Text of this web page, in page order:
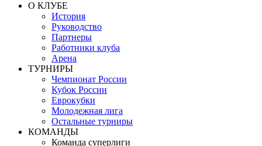
О КЛУБЕ
История
Руководство
Партнеры
Работники клуба
Арена
ТУРНИРЫ
Чемпионат России
Кубок России
Еврокубки
Молодежная лига
Остальные турниры
КОМАНДЫ
Команда суперлиги